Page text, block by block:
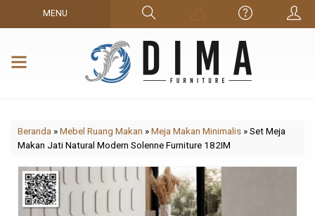
MENU
Beranda »Mebel Ruang Makan »Meja Makan Minimalis »Set Meja
Makan Jati Natural Modern Solenne Furniture 182IM